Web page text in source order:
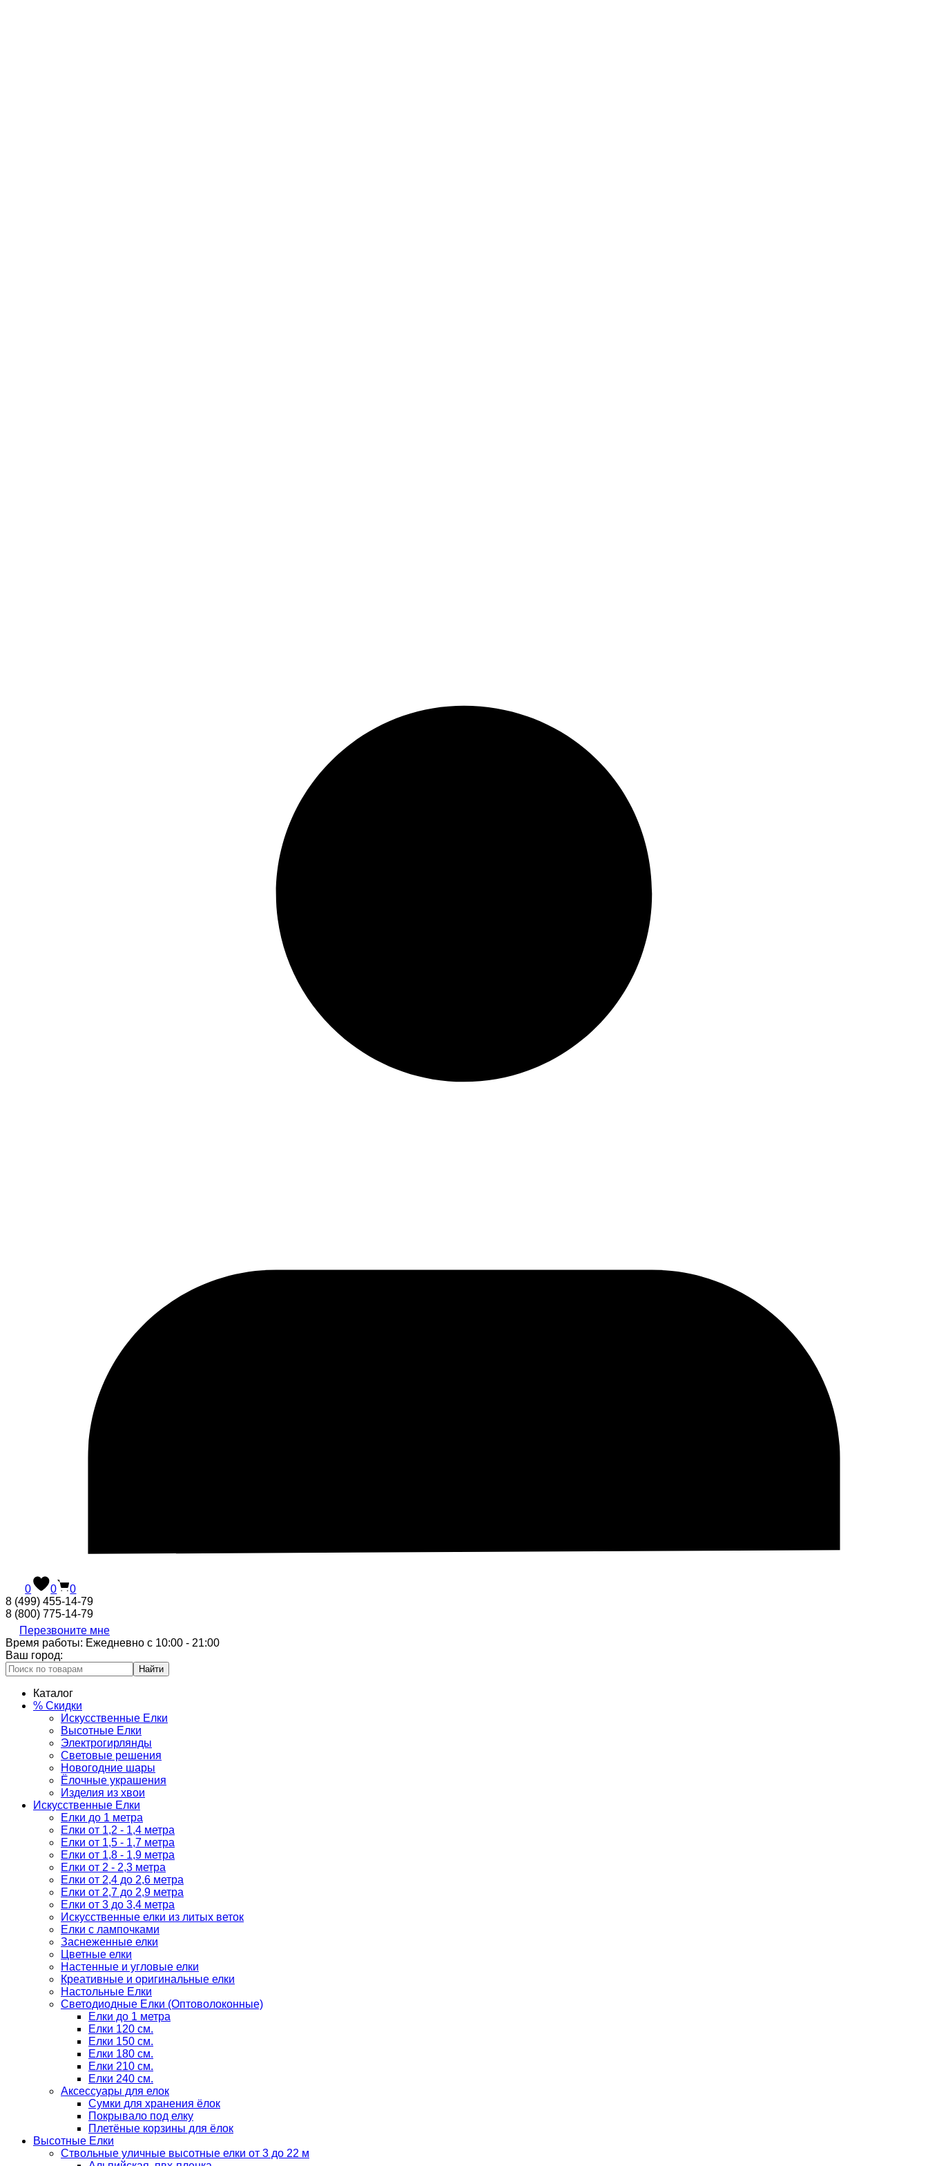
0 0
0
8 (499) 455-14-79
8 (800) 775-14-79
Перезвоните мне
Время работы: Ежедневно с 10:00 - 21:00
Ваш город:
Найти
Каталог
% Скидки
Искусственные Елки
Высотные Елки
Электрогирлянды
Световые решения
Новогодние шары
Ёлочные украшения
Изделия из хвои
Искусственные Елки
Елки до 1 метра
Елки от 1,2 - 1,4 метра
Елки от 1,5 - 1,7 метра
Елки от 1,8 - 1,9 метра
Елки от 2 - 2,3 метра
Елки от 2,4 до 2,6 метра
Елки от 2,7 до 2,9 метра
Елки от 3 до 3,4 метра
Искусственные елки из литых веток
Елки с лампочками
Заснеженные елки
Цветные елки
Настенные и угловые елки
Креативные и оригинальные елки
Настольные Елки
Светодиодные Елки (Оптоволоконные)
Елки до 1 метра
Елки 120 см.
Елки 150 см.
Елки 180 см.
Елки 210 см.
Елки 240 см.
Аксессуары для елок
Сумки для хранения ёлок
Покрывало под елку
Плетёные корзины для ёлок
Высотные Елки
Ствольные уличные высотные елки от 3 до 22 м